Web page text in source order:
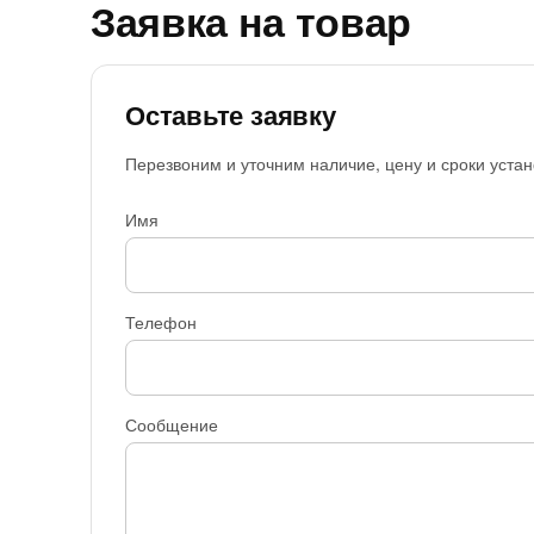
Заявка на товар
Оставьте заявку
Перезвоним и уточним наличие, цену и сроки
Имя
Телефон
Сообщение